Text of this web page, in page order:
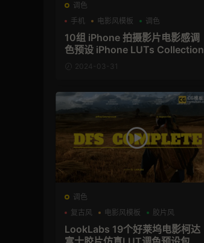
调色
手机
电影风模板 调色
10组 iPhone 拍摄影片电影感调
色预设 iPhone LUTs Collection
2024-03-31
调色
复古风
电影风模板 胶片风
LookLabs 19个好莱坞电影柯达